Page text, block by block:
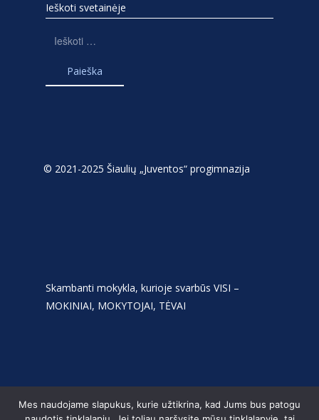
Ieškoti svetainėje
© 2021-2025 Šiaulių „Juventos“ progimnazija
Skambanti mokykla, kurioje svarbūs VISI –
MOKINIAI, MOKYTOJAI, TĖVAI
Mes naudojame slapukus, kurie užtikrina, kad Jums bus patogu